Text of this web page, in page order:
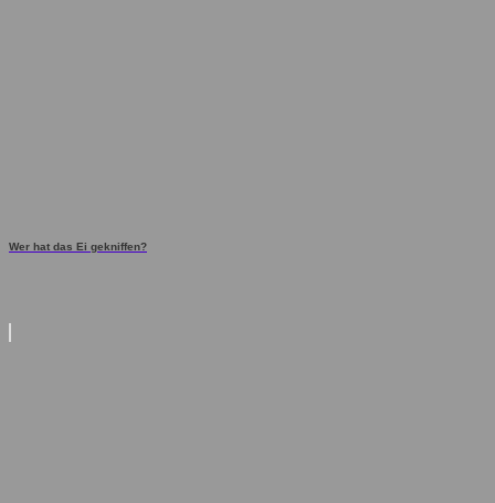
Wer hat das Ei gekniffen?